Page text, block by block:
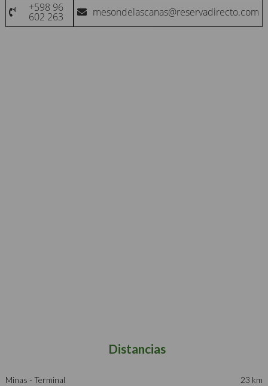
+598 96
602 263 mesondelascanas@reservadirecto.com
Distancias
Minas - Terminal 23 km